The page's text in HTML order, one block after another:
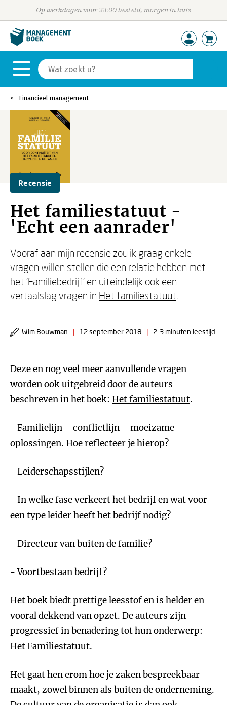
Op werkdagen voor 23:00 besteld, morgen in huis
Financieel management
Recensie
Het familiestatuut -
'Echt een aanrader'
Vooraf aan mijn recensie zou ik graag enkele
vragen willen stellen die een relatie hebben met
het ‘Familiebedrijf’ en uiteindelijk ook een
vertaalslag vragen in Het familiestatuut.
Wim Bouwman | 12 september 2018 | 2-3 minuten leestijd
Deze en nog veel meer aanvullende vragen
worden ook uitgebreid door de auteurs
beschreven in het boek: Het familiestatuut.
- Familielijn – conflictlijn – moeizame
oplossingen. Hoe reflecteer je hierop?
- Leiderschapsstijlen?
- In welke fase verkeert het bedrijf en wat voor
een type leider heeft het bedrijf nodig?
- Directeur van buiten de familie?
- Voortbestaan bedrijf?
Het boek biedt prettige leesstof en is helder en
vooral dekkend van opzet. De auteurs zijn
progressief in benadering tot hun onderwerp:
Het Familiestatuut.
Het gaat hen erom hoe je zaken bespreekbaar
maakt, zowel binnen als buiten de onderneming.